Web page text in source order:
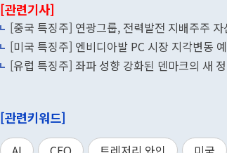
[관련기사]
[중국 특징주] 연광그룹, 전력발전 지배주주
[미국 특징주] 엔비디아발 PC 시장 지각변동
[유럽 특징주] 좌파 성향 강화된 덴마크의 새
[관련키워드]